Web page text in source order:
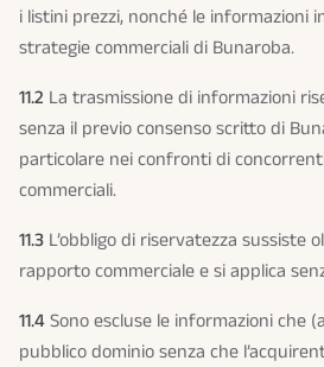
i listini prezzi, nonché le informazioni
strategie commerciali di Bunaroba.
11.2 La trasmissione di informazioni
senza il previo consenso scritto di
particolare nei confronti di
commerciali.
11.3 L’obbligo di riservatezza sussiste
rapporto commerciale e si applica
11.4Sono escluse le informazioni che
pubblico dominio senza che